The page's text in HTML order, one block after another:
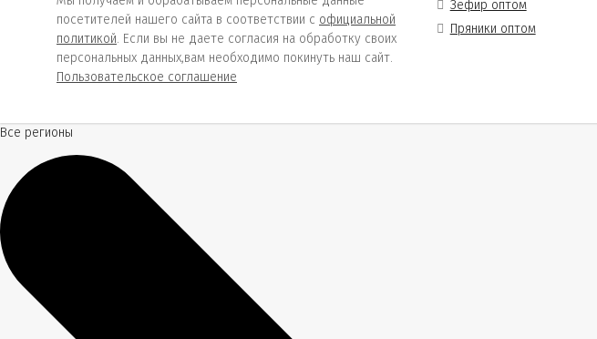
посетителей нашего сайта в соответствии с официальной
политикой. Если вы не даете согласия на обработку своих
персональных данных,вам необходимо покинуть наш сайт.
Пользовательское соглашение
Зефир оптом
Пряники оптом
Все регионы